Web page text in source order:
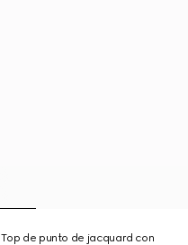
Top de punto de jacquard con